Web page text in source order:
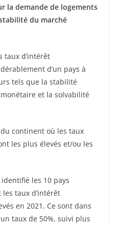
la demande de logements
du marché
taux d’intérêt
d’un pays à
tels que la stabilité
et la solvabilité
continent où les taux
les plus élevés et/ou les
les 10 pays
taux d’intérêt
en 2021. Ce sont dans
taux de 50%, suivi plus